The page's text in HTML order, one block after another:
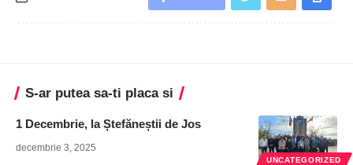
S-ar putea sa-ti placa si
UNCATEGORIZED
1 Decembrie, la Ștefăneștii de Jos
decembrie 3, 2025